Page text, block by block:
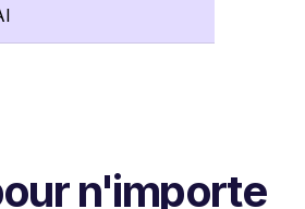
n'importe